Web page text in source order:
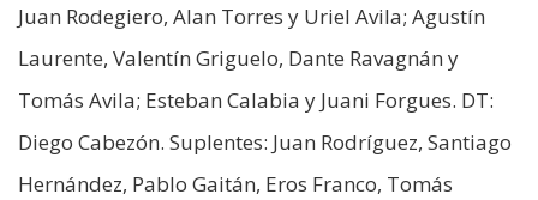
Juan Rodegiero, Alan Torres y Uriel Avila; Agustín
Laurente, Valentín Griguelo, Dante Ravagnán y
Tomás Avila; Esteban Calabia y Juani Forgues. DT:
Diego Cabezón. Suplentes: Juan Rodríguez, Santiago
Hernández, Pablo Gaitán, Eros Franco, Tomás